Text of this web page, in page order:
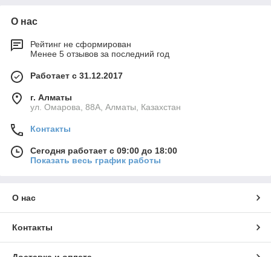
О нас
Рейтинг не сформирован
Менее 5 отзывов за последний год
Работает с 31.12.2017
г. Алматы
ул. Омарова, 88А, Алматы, Казахстан
Контакты
Сегодня работает с 09:00 до 18:00
Показать весь график работы
О нас
Контакты